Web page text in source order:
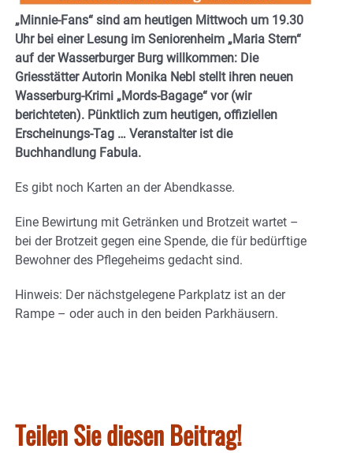
„Minnie-Fans“ sind am heutigen Mittwoch um 19.30
Uhr bei einer Lesung im Seniorenheim „Maria Stern“
auf der Wasserburger Burg willkommen: Die
Griesstätter Autorin Monika Nebl stellt ihren neuen
Wasserburg-Krimi „Mords-Bagage“ vor (wir
berichteten). Pünktlich zum heutigen, offiziellen
Erscheinungs-Tag … Veranstalter ist die
Buchhandlung Fabula.
Es gibt noch Karten an der Abendkasse.
Eine Bewirtung mit Getränken und Brotzeit wartet –
bei der Brotzeit gegen eine Spende, die für bedürftige
Bewohner des Pflegeheims gedacht sind.
Hinweis: Der nächstgelegene Parkplatz ist an der
Rampe – oder auch in den beiden Parkhäusern.
Teilen Sie diesen Beitrag!